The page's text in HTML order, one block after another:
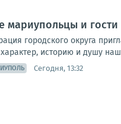
мариупольцы и гости
городского округа
историю и душу
Сегодня, 13:32